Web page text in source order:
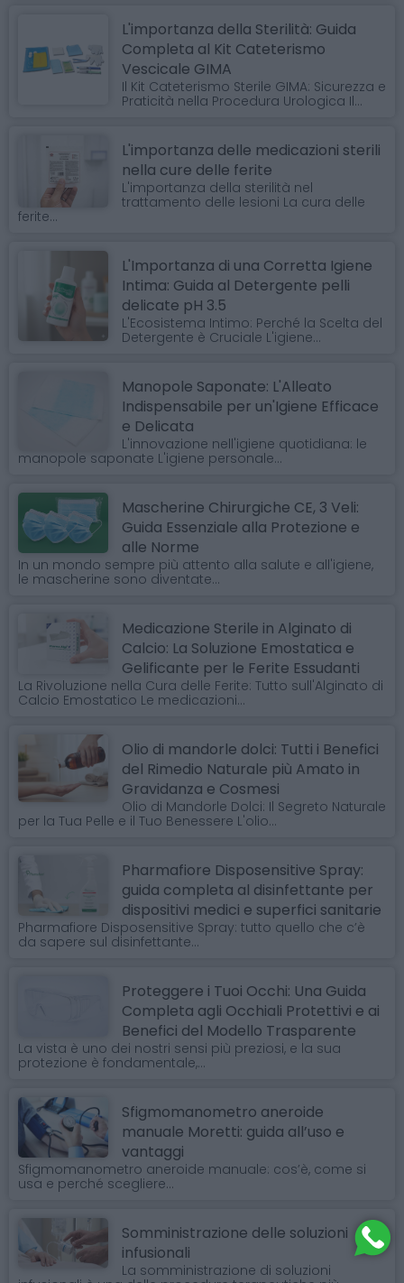
L'importanza della Sterilità: Guida
Completa al Kit Cateterismo
Vescicale GIMA
Il Kit Cateterismo Sterile GIMA: Sicurezza e
Praticità nella Procedura Urologica Il...
L'importanza delle medicazioni sterili
nella cure delle ferite
L'importanza della sterilità nel
trattamento delle lesioni La cura delle
ferite...
L'Importanza di una Corretta Igiene
Intima: Guida al Detergente pelli
delicate pH 3.5
L'Ecosistema Intimo: Perché la Scelta del
Detergente è Cruciale L'igiene...
Manopole Saponate: L'Alleato
Indispensabile per un'Igiene Efficace
e Delicata
L'innovazione nell'igiene quotidiana: le
manopole saponate L'igiene personale...
Mascherine Chirurgiche CE, 3 Veli:
Guida Essenziale alla Protezione e
alle Norme
In un mondo sempre più attento alla salute e all'igiene,
le mascherine sono diventate...
Medicazione Sterile in Alginato di
Calcio: La Soluzione Emostatica e
Gelificante per le Ferite Essudanti
La Rivoluzione nella Cura delle Ferite: Tutto sull'Alginato di
Calcio Emostatico Le medicazioni...
Olio di mandorle dolci: Tutti i Benefici
del Rimedio Naturale più Amato in
Gravidanza e Cosmesi
Olio di Mandorle Dolci: Il Segreto Naturale
per la Tua Pelle e il Tuo Benessere L'olio...
Pharmafiore Disposensitive Spray:
guida completa al disinfettante per
dispositivi medici e superfici sanitarie
Pharmafiore Disposensitive Spray: tutto quello che c’è
da sapere sul disinfettante...
Proteggere i Tuoi Occhi: Una Guida
Completa agli Occhiali Protettivi e ai
Benefici del Modello Trasparente
La vista è uno dei nostri sensi più preziosi, e la sua
protezione è fondamentale,...
Sfigmomanometro aneroide
manuale Moretti: guida all’uso e
vantaggi
Sfigmomanometro aneroide manuale: cos’è, come si
usa e perché scegliere...
Somministrazione delle soluzioni
infusionali
La somministrazione di soluzioni